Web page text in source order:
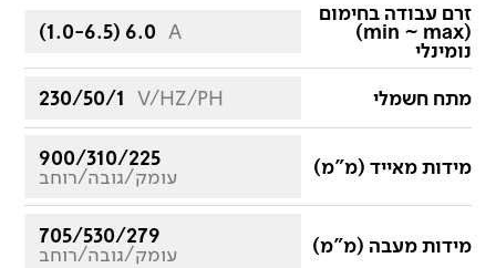
זרם עבודה בחימום
(min ~ max)
נומינלי
(1.0-6.5) 6.0 A
מתח חשמלי 230/50/1 V/HZ/PH
מידות מאייד (מ"מ)
900/310/225
עומק/גובה/רוחב
מידות מעבה (מ"מ)
705/530/279
עומק/גובה/רוחב